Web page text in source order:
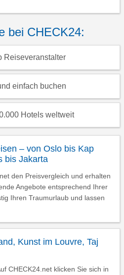
bei CHECK24:
Reiseveranstalter
einfach buchen
Hotels weltweit
– von Oslo bis Kap
bis Jakarta
den Preisvergleich und erhalten
Angebote entsprechend Ihrer
Ihren Traumurlaub und lassen
Kunst im Louvre, Taj
CHECK24.net klicken Sie sich in